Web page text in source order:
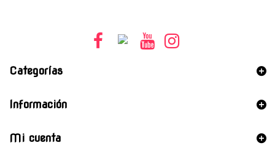
Categorías
Información
Mi cuenta